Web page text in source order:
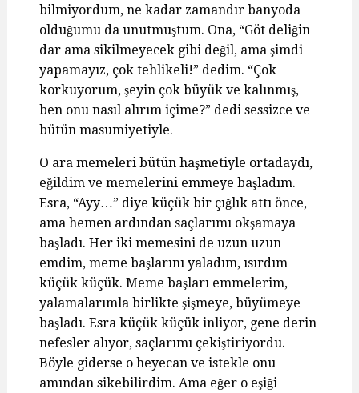
bilmiyordum, ne kadar zamandır banyoda
olduğumu da unutmuştum. Ona, “Göt deliğin
dar ama sikilmeyecek gibi değil, ama şimdi
yapamayız, çok tehlikeli!” dedim. “Çok
korkuyorum, şeyin çok büyük ve kalınmış,
ben onu nasıl alırım içime?” dedi sessizce ve
bütün masumiyetiyle.
O ara memeleri bütün haşmetiyle ortadaydı,
eğildim ve memelerini emmeye başladım.
Esra, “Ayy…” diye küçük bir çığlık attı önce,
ama hemen ardından saçlarımı okşamaya
başladı. Her iki memesini de uzun uzun
emdim, meme başlarını yaladım, ısırdım
küçük küçük. Meme başları emmelerim,
yalamalarımla birlikte şişmeye, büyümeye
başladı. Esra küçük küçük inliyor, gene derin
nefesler alıyor, saçlarımı çekiştiriyordu.
Böyle giderse o heyecan ve istekle onu
amından sikebilirdim. Ama eğer o eşiği